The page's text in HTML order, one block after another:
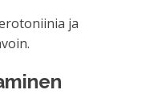
ja